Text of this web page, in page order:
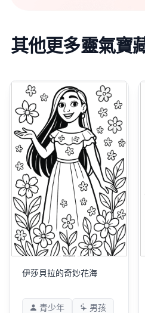
其他更多靈氣寶
伊莎貝拉的奇妙花海
青少年
男孩